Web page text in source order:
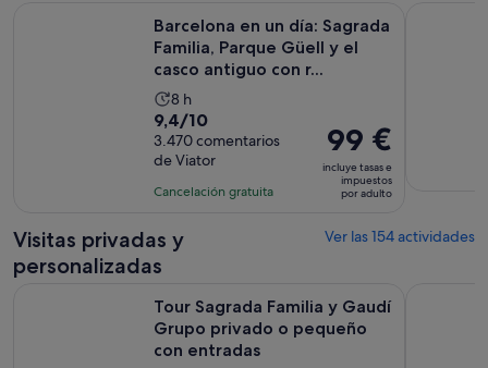
Barcelona en un día: Sagrada
Familia, Parque Güell y el
casco antiguo con r...
La
duración
de
la
actividad
de
8 h
9.4
sobre
10
con
comentarios
9,4/10
3.470 comentarios
de Viator
Cancelación gratuita
El
precio
es
de
por
99 €
incluye tasas e
impuestos
por adulto
Visitas privadas y
personalizadas
Ver las 154 actividades
Tour Sagrada Familia y Gaudí
Grupo privado o pequeño
con entradas